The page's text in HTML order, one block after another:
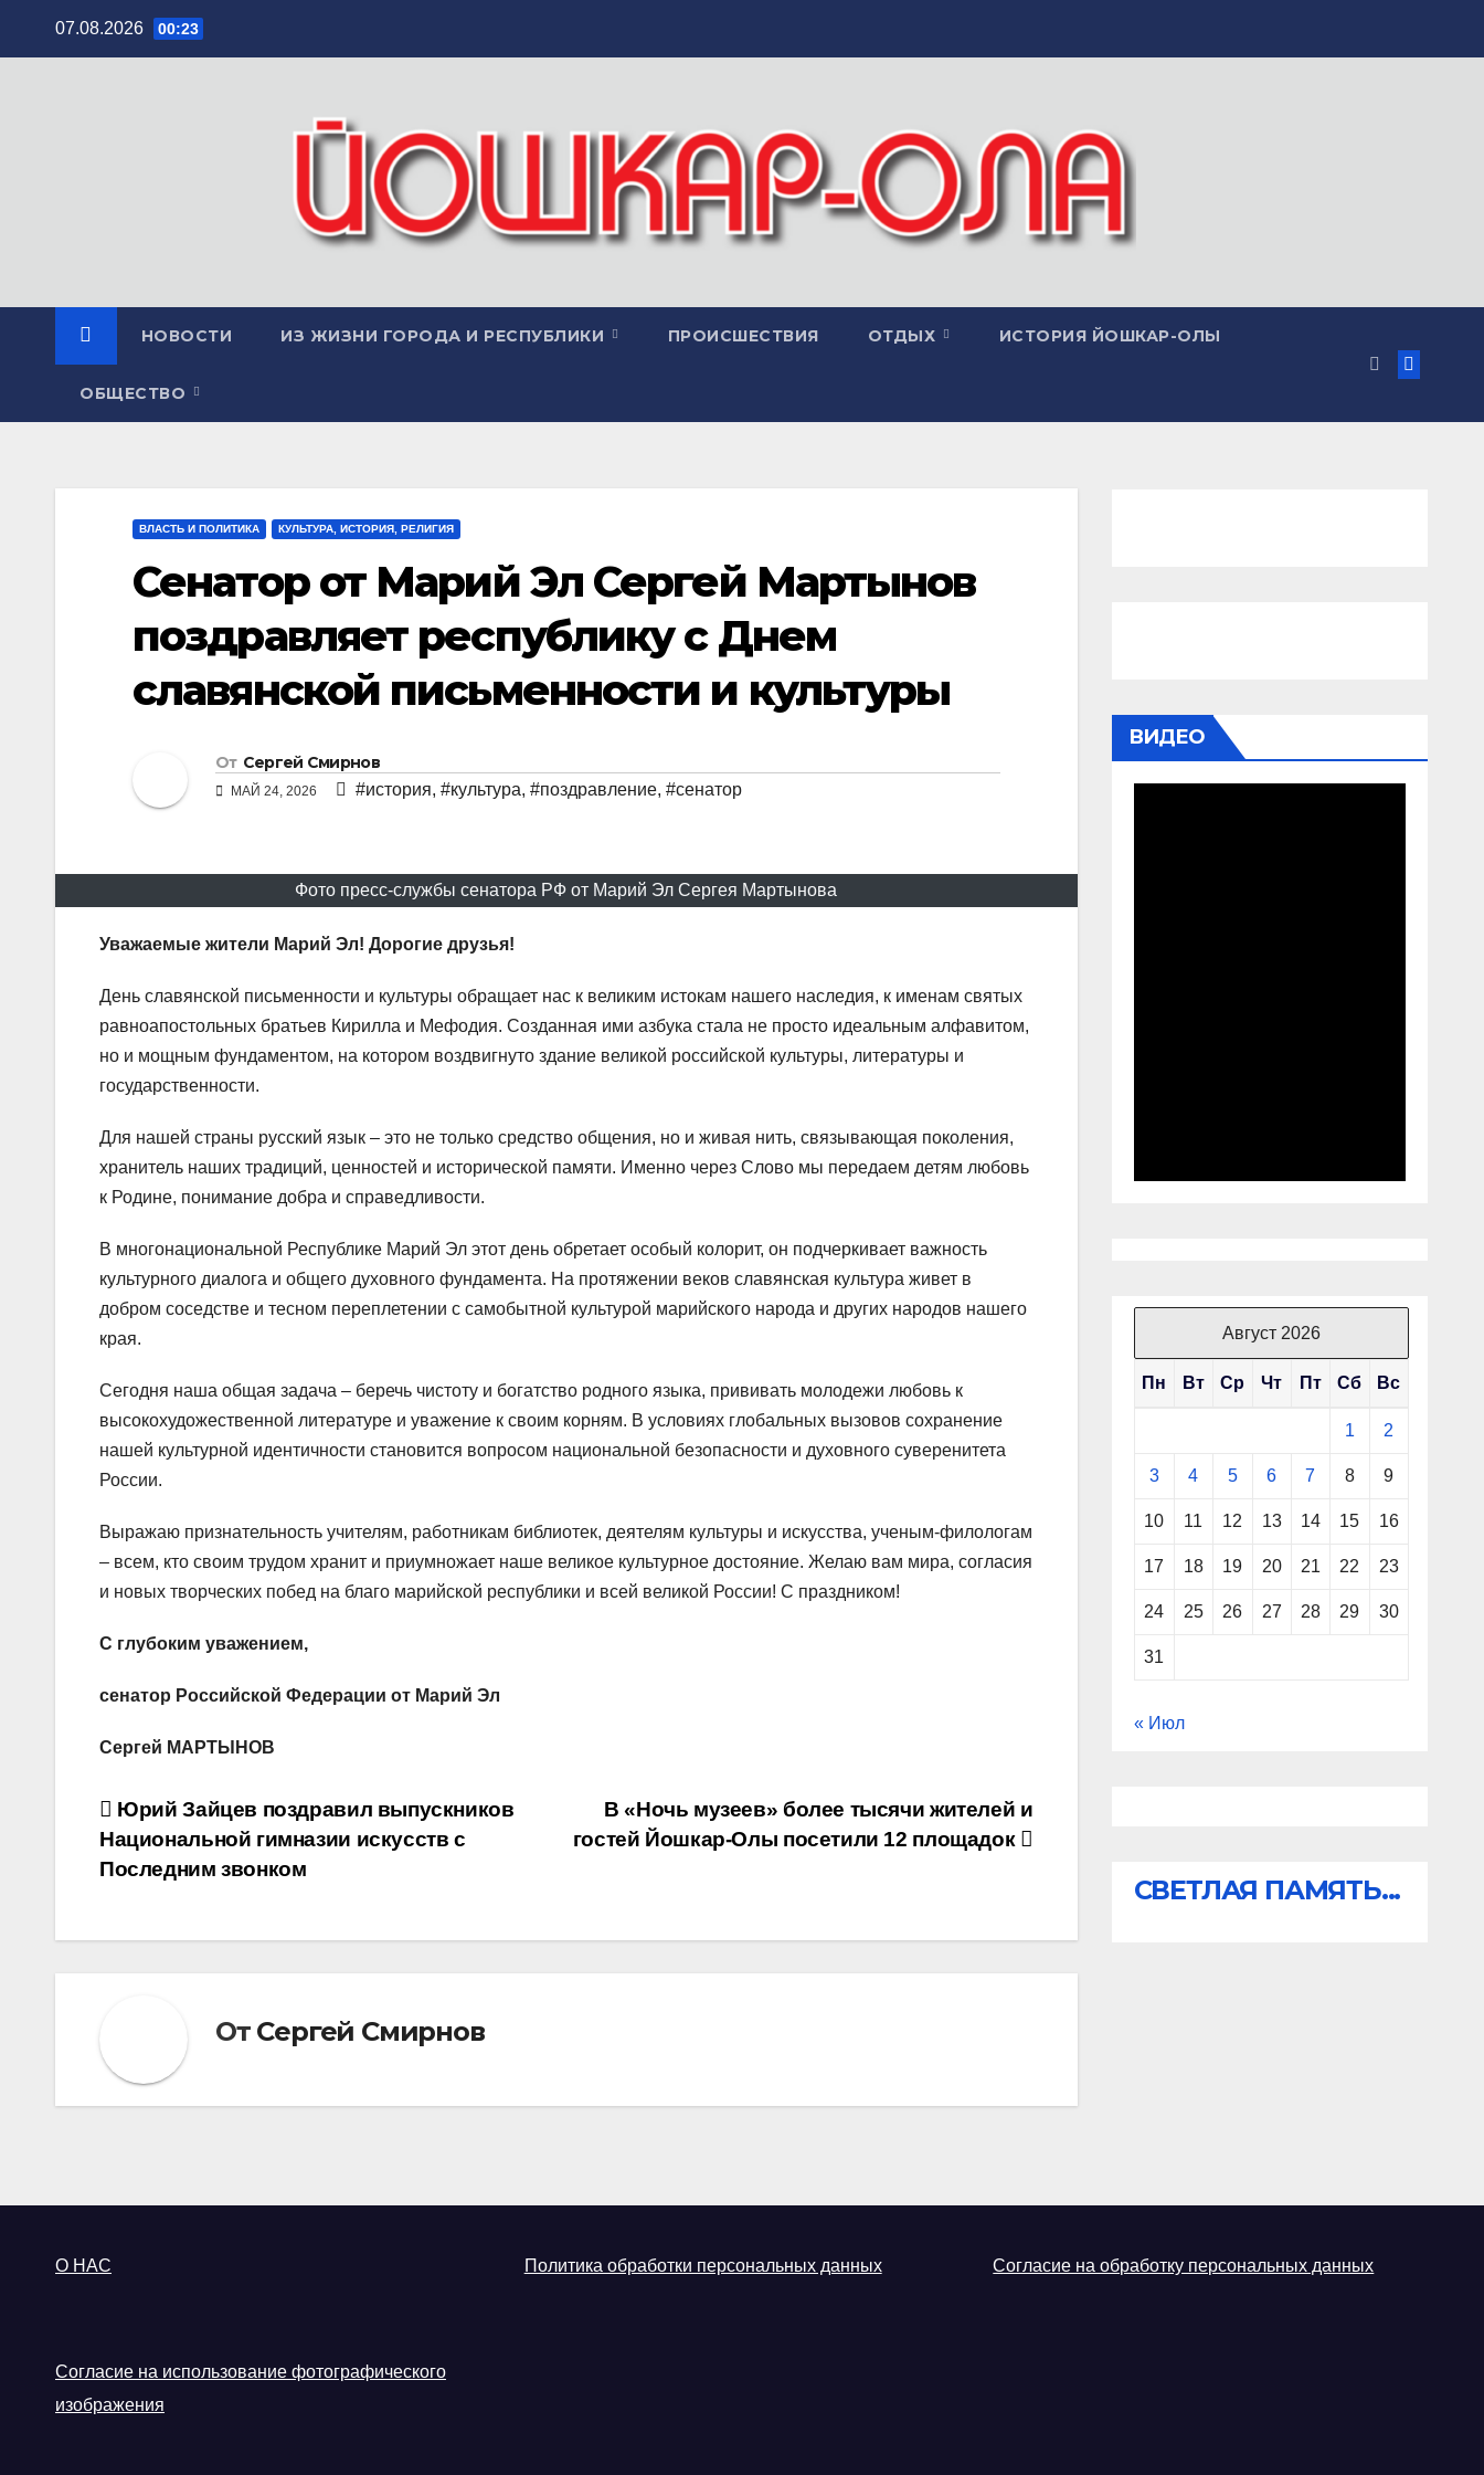
07.08.2026 00:23
НОВОСТИ ИЗ ЖИЗНИ ГОРОДА И РЕСПУБЛИКИ ПРОИСШЕСТВИЯ ОТДЫХ ИСТОРИЯ ЙОШКАР-ОЛЫ
ОБЩЕСТВО
ВЛАСТЬ И ПОЛИТИКА КУЛЬТУРА, ИСТОРИЯ, РЕЛИГИЯ
Сенатор от Марий Эл Сергей Мартынов
поздравляет республику с Днем
славянской письменности и культуры
От Сергей Смирнов
МАЙ 24, 2026 #история, #культура, #поздравление, #сенатор
Фото пресс-службы сенатора РФ от Марий Эл Сергея Мартынова
Уважаемые жители Марий Эл! Дорогие друзья!
День славянской письменности и культуры обращает нас к великим истокам нашего наследия, к именам святых
равноапостольных братьев Кирилла и Мефодия. Созданная ими азбука стала не просто идеальным алфавитом,
но и мощным фундаментом, на котором воздвигнуто здание великой российской культуры, литературы и
государственности.
Для нашей страны русский язык – это не только средство общения, но и живая нить, связывающая поколения,
хранитель наших традиций, ценностей и исторической памяти. Именно через Слово мы передаем детям любовь
к Родине, понимание добра и справедливости.
В многонациональной Республике Марий Эл этот день обретает особый колорит, он подчеркивает важность
культурного диалога и общего духовного фундамента. На протяжении веков славянская культура живет в
добром соседстве и тесном переплетении с самобытной культурой марийского народа и других народов нашего
края.
Сегодня наша общая задача – беречь чистоту и богатство родного языка, прививать молодежи любовь к
высокохудожественной литературе и уважение к своим корням. В условиях глобальных вызовов сохранение
нашей культурной идентичности становится вопросом национальной безопасности и духовного суверенитета
России.
Выражаю признательность учителям, работникам библиотек, деятелям культуры и искусства, ученым-филологам
– всем, кто своим трудом хранит и приумножает наше великое культурное достояние. Желаю вам мира, согласия
и новых творческих побед на благо марийской республики и всей великой России! С праздником!
С глубоким уважением,
сенатор Российской Федерации от Марий Эл
Сергей МАРТЫНОВ
Навигация
по
В «Ночь музеев» более тысячи жителей и
гостей Йошкар-Олы посетили 12 площадок
Юрий Зайцев поздравил выпускников
Национальной гимназии искусств с
Последним звонком
От Сергей Смирнов
ВИДЕО
Август 2026
Пн Вт Ср Чт Пт Сб Вс
1 2
3 4 5 6 7 8 9
10 11 12 13 14 15 16
17 18 19 20 21 22 23
24 25 26 27 28 29 30
31
« Июл
СВЕТЛАЯ ПАМЯТЬ...
О НАС Политика обработки персональных данных Согласие на обработку персональных данных
Согласие на использование фотографического
изображения